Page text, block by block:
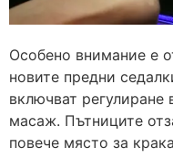
Особено внимание е
новите предни
включват
масаж. Пътниците
повече място за